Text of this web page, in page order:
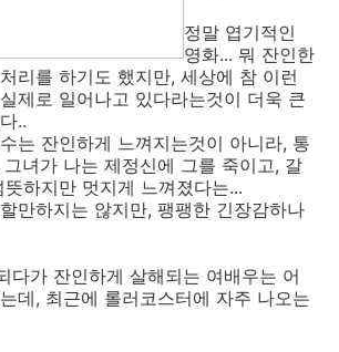
정말 엽기적인
영화... 뭐 잔인한
리를 하기도 했지만, 세상에 참 이런
제로 일어나고 있다라는것이 더욱 큰
..
는 잔인하게 느껴지는것이 아니라, 통
녀가 나는 제정신에 그를 죽이고, 갈
하지만 멋지게 느껴졌다는...
만하지는 않지만, 팽팽한 긴장감하나
다가 잔인하게 살해되는 여배우는 어
데, 최근에 롤러코스터에 자주 나오는